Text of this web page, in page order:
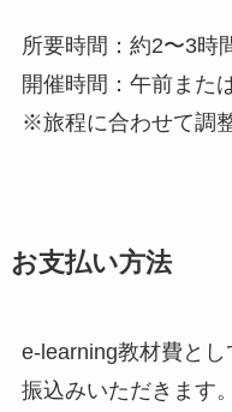
所要時間：約2〜3時
開催時間：午前また
※旅程に合わせて調
お支払い方法
e-learning教材費と
振込みいただきます。